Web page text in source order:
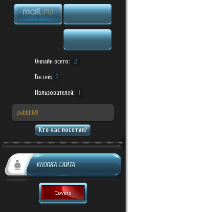
Онлайн всего: 2
Гостей: 1
Пользователей: 1
pubbli69
Кто нас посетил?
КНОПКА САЙТА